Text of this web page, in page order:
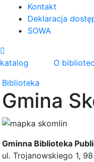
Kontakt
Deklaracja
SOWA
katalog O
Biblioteka
Gmina
Gminna Biblioteka
ul. Trojanowskiego 1,